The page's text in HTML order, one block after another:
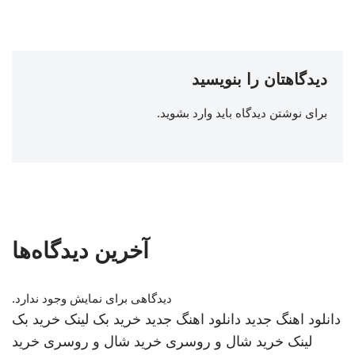
دیدگاهتان را بنویسید
برای نوشتن دیدگاه باید وارد بشوید.
آخرین دیدگاه‌ها
دیدگاهی برای نمایش وجود ندارد.
دانلود اهنگ جدید دانلود اهنگ جدید خرید بک لینک خرید بک
لینک خرید شال و روسری خرید شال و روسری خرید